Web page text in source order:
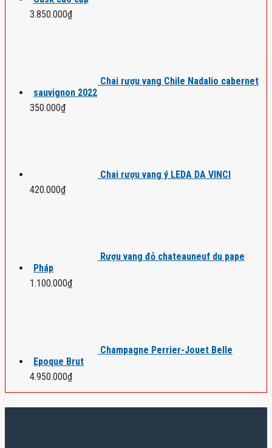
3.850.000₫
Chai rượu vang Chile Nadalio cabernet
sauvignon 2022
350.000₫
Chai rượu vang ý LEDA DA VINCI
420.000₫
Rượu vang đỏ chateauneuf du pape
Pháp
1.100.000₫
Champagne Perrier-Jouet Belle
Epoque Brut
4.950.000₫